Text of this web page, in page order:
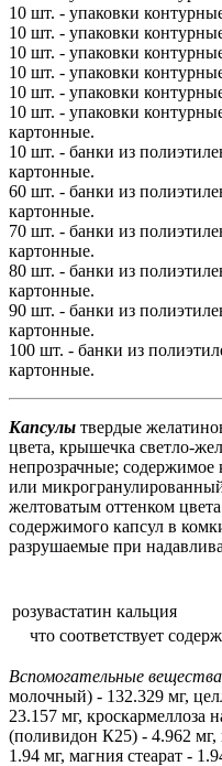
10 шт. - упаковки
10 шт. - упаковки
10 шт. - упаковки
10 шт. - упаковки
10 шт. - упаковки
10 шт. - упаковки
картонные.
10 шт. - банки из
картонные.
60 шт. - банки из
картонные.
70 шт. - банки из
картонные.
80 шт. - банки из
картонные.
90 шт. - банки из
картонные.
100 шт. - банки из
картонные.
Капсулы твердые
цвета, крышечка светло-
непрозрачные; содержимое
или
желтоватым оттенком
содержимого капсул в
разрушаемые при
розувастатин кальция
что соответствует
Вспомогательные вещества
молочный) - 132.329 мг,
23.157 мг, кроскармеллоза
(поливидон К25) - 4.962
1.94 мг, магния стеарат -